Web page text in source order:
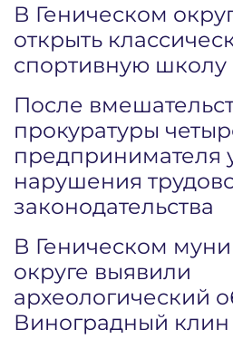
В Геническом
открыть
спортивную школу
После
прокуратуры
предпринимателя
нарушения
законодательства
В Геническом
округе выявили
археологический
Виноградный клин